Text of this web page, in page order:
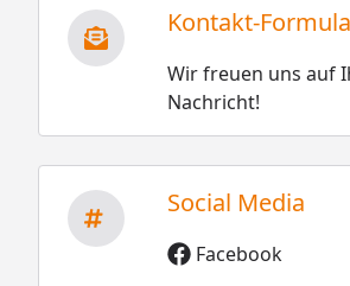
Kontakt-
Wir freuen uns auf
Nachricht!
Social Media
Facebook